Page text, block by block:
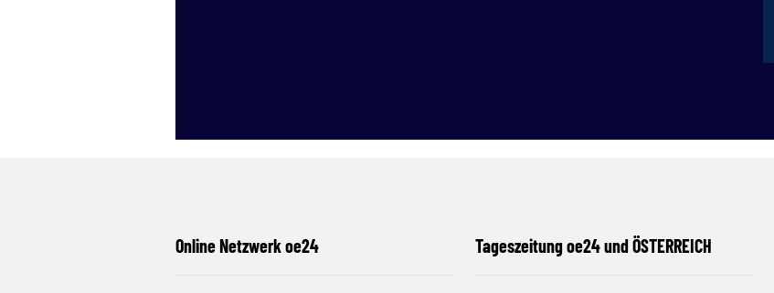
Online Netzwerk oe24 Tageszeitung oe24 und ÖSTERREICH